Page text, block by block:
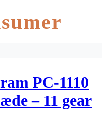
PC-1110
– 11 gear